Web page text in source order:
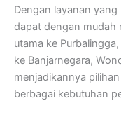
Dengan layanan
dapat dengan mudah
utama ke
ke Banjarnegara,
menjadikannya
berbagai kebutuhan